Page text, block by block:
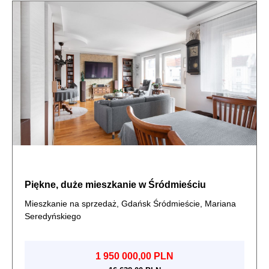
Piękne, duże mieszkanie w Śródmieściu
Mieszkanie na sprzedaż, Gdańsk Śródmieście, Mariana
Seredyńskiego
1 950 000,00 PLN